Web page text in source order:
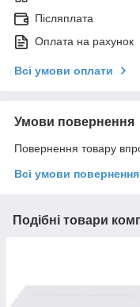
Післяплата
Оплата на рахунок
Всі умови оплати
Умови повернення
Повернення товару
Всі умови повернення
Подібні товари